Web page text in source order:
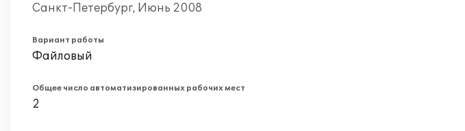
Санкт-Петербург, Июнь 2008
Вариант работы
Файловый
Общее число автоматизированных рабочих мест
2